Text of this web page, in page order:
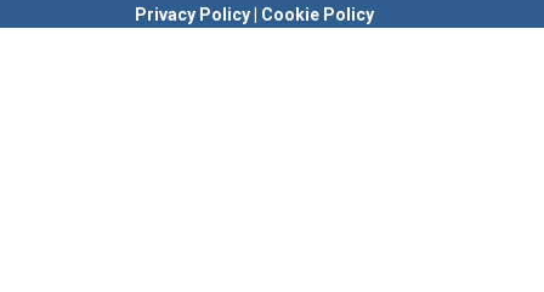
Privacy Policy
Cookie Policy